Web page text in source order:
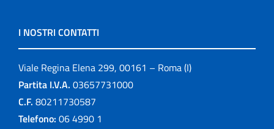
I NOSTRI CONTATTI
Viale Regina Elena 299, 00161 – Roma (I)
Partita I.V.A. 03657731000
C.F. 80211730587
Telefono: 06 4990 1